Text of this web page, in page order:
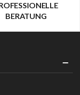
BERATUNG